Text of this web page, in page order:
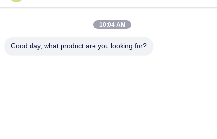
Πολιτική Απορρήτου |Sitemap
10:04 AM
Good day, what product are you looking for?